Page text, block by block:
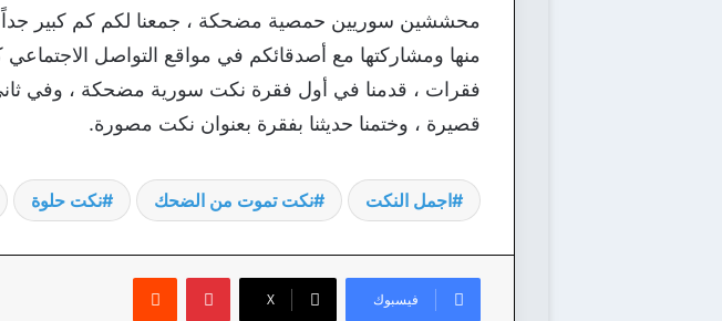
محششين سوريين حمصية مضحكة ، جمعنا لكم كم كبير جداً
منها ومشاركتها مع أصدقائكم في مواقع التواصل
فقرات ، قدمنا في أول فقرة نكت سورية مضحكة ، وفي
قصيرة ، وختمنا حديثنا بفقرة بعنوان نكت مصورة.
اجمل النكت نكت تموت من الضحك نكت حلوة
فيسبوك ‫X
بينتيريست